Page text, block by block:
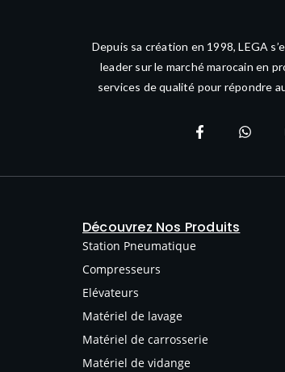
Depuis sa création en 1998, LEGA
leader sur le marché marocain en
services de qualité pour répondre
Découvrez Nos Produits
Station Pneumatique
Compresseurs
Elévateurs
Matériel de lavage
Matériel de carrosserie
Matériel de vidange